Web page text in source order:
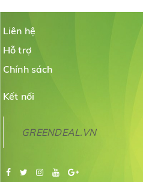
Liên hệ
Hỗ trợ
Chính sách
Kết nối
GREENDEAL.VN